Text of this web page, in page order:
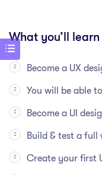
What you’ll learn
Become a UX
You will be able
Become a UI
Build & test a full
Create your first